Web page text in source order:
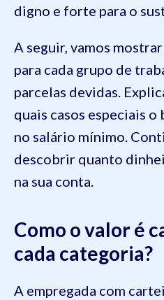
digno e forte para o
A seguir, vamos
para cada grupo de
parcelas devidas.
quais casos especiais
no salário mínimo.
descobrir quanto
na sua conta.
Como o valor é
cada categoria?
A empregada com